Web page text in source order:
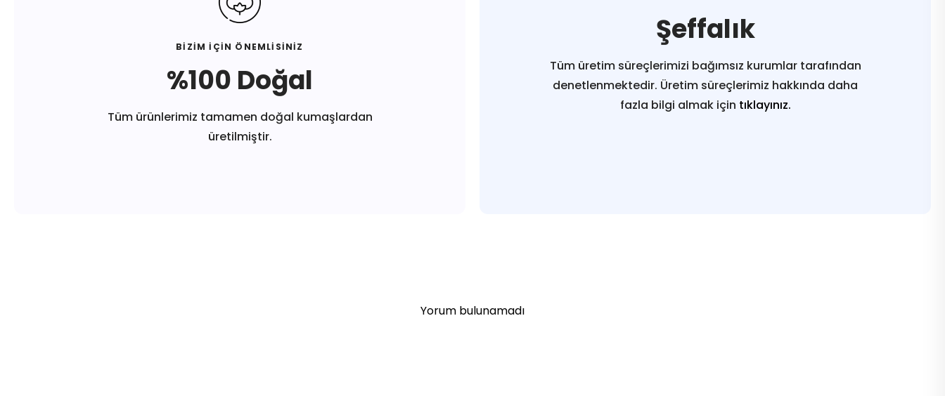
BİZİM İÇİN ÖNEMLİSİNİZ
%100 Doğal
Tüm ürünlerimiz tamamen doğal kumaşlardan
üretilmiştir.
Şeffalık
Tüm üretim süreçlerimizi bağımsız kurumlar tarafından
denetlenmektedir. Üretim süreçlerimiz hakkında daha
fazla bilgi almak için tıklayınız.
Yorum bulunamadı